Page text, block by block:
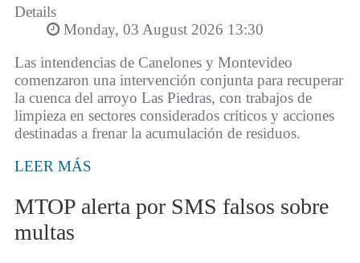
Details
Monday, 03 August 2026 13:30
Las intendencias de Canelones y Montevideo
comenzaron una intervención conjunta para recuperar
la cuenca del arroyo Las Piedras, con trabajos de
limpieza en sectores considerados críticos y acciones
destinadas a frenar la acumulación de residuos.
LEER MÁS
MTOP alerta por SMS falsos sobre
multas